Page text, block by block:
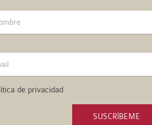
de privacidad
SUSCRÍBEME